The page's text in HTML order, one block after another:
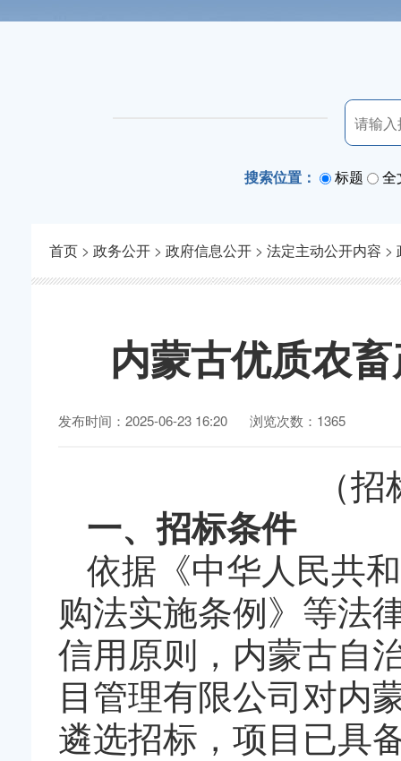
搜索位置： 标题 全
首页 > 政务公开 > 政府信息公开 > 法定主动公开内容 >
内蒙古优质农
发布时间：2025-06-23 16:20 浏览次数：1365
（
一、招标条件
依据《中华人民共
购法实施条例》等法
信用原则，内蒙古自
目管理有限公司对内
遴选招标，项目已具